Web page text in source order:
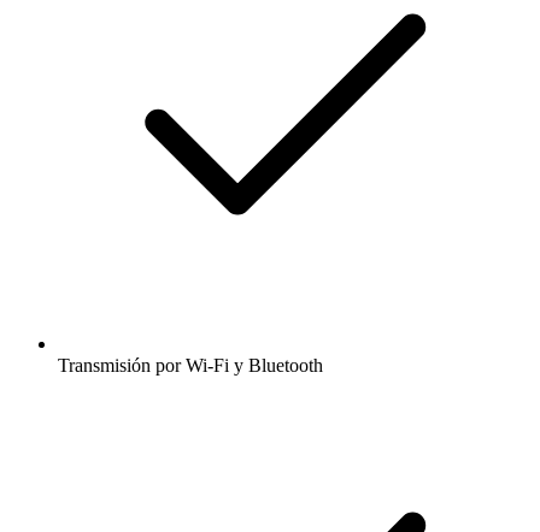
Transmisión por Wi-Fi y Bluetooth